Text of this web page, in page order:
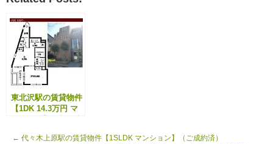
東北沢駅の賃貸物件
【1DK 14.3万円 マ
← 代々木上原駅の賃貸物件【1SLDK マンション】（ご成約済）